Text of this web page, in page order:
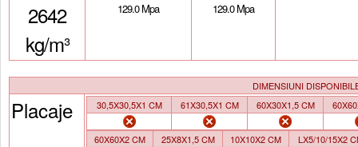
2642
kg/m³
129.0 Mpa 129.0 Mpa
DIMENSIUNI
Placaje 30,5X30,5X1 CM 61X30,5X1 CM 60X30X1,5 CM
60X60X2 CM 25X8X1,5 CM 10X10X2 CM LX5/10/15X2